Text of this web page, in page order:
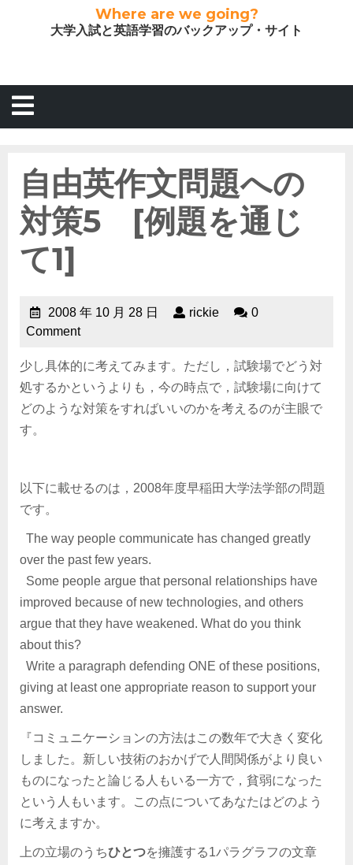
Where are we going?
大学入試と英語学習のバックアップ・サイト
自由英作文問題への
対策5 [例題を通じ
て1]
2008 年 10 月 28 日 rickie
0
Comment
少し具体的に考えてみます。ただし，試験場でどう対
処するかというよりも，今の時点で，試験場に向けて
どのような対策をすればいいのかを考えるのが主眼で
す。
以下に載せるのは，2008年度早稲田大学法学部の問題
です。
The way people communicate has changed greatly
over the past few years.
Some people argue that personal relationships have
improved because of new technologies, and others
argue that they have weakened. What do you think
about this?
Write a paragraph defending ONE of these positions,
giving at least one appropriate reason to support your
answer.
『コミュニケーションの方法はこの数年で大きく変化
しました。新しい技術のおかげで人間関係がより良い
ものになったと論じる人もいる一方で，貧弱になった
という人もいます。この点についてあなたはどのよう
に考えますか。
上の立場のうちひとつを擁護する1パラグラフの文章